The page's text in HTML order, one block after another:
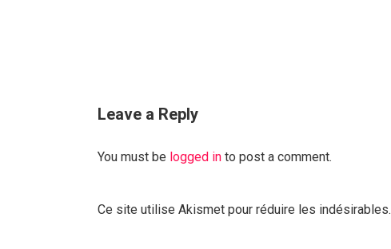
Leave a Reply
You must be logged in to post a comment.
Ce site utilise Akismet pour réduire les indésirables.